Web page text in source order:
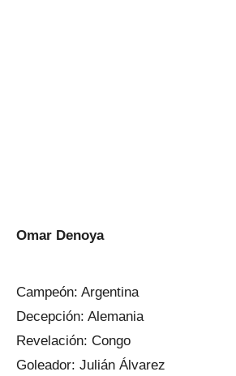
Omar Denoya
Campeón: Argentina
Decepción: Alemania
Revelación: Congo
Goleador: Julián Álvarez